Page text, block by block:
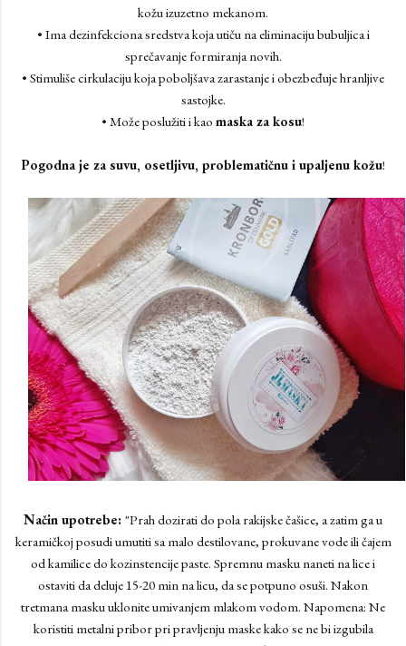
kožu izuzetno mekanom.
• Ima dezinfekciona sredstva koja utiču na eliminaciju bubuljica i
sprečavanje formiranja novih.
• Stimuliše cirkulaciju koja poboljšava zarastanje i obezbeđuje hranljive
sastojke.
• Može poslužiti i kao maska za kosu!
Pogodna je za suvu, osetljivu, problematičnu i upaljenu kožu!
Način upotrebe: "Prah dozirati do pola rakijske čašice, a zatim ga u
keramičkoj posudi umutiti sa malo destilovane, prokuvane vode ili čajem
od kamilice do kozinstencije paste. Spremnu masku naneti na lice i
ostaviti da deluje 15-20 min na licu, da se potpuno osuši. Nakon
tretmana masku uklonite umivanjem mlakom vodom. Napomena: Ne
koristiti metalni pribor pri pravljenju maske kako se ne bi izgubila